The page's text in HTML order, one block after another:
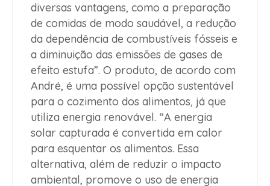
diversas vantagens, como a preparação
de comidas de modo saudável, a redução
da dependência de combustíveis fósseis e
a diminuição das emissões de gases de
efeito estufa”. O produto, de acordo com
André, é uma possível opção sustentável
para o cozimento dos alimentos, já que
utiliza energia renovável. “A energia
solar capturada é convertida em calor
para esquentar os alimentos. Essa
alternativa, além de reduzir o impacto
ambiental, promove o uso de energia